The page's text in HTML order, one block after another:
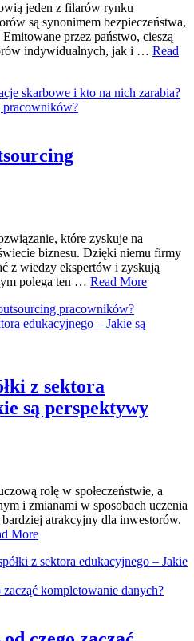
jeden z filarów rynku
są synonimem bezpieczeństwa,
przez państwo, cieszą
indywidualnych, jak i … Read
skarbowe i kto na nich zarabia?
które zyskuje na
biznesu. Dzięki niemu firmy
z wiedzy ekspertów i zyskują
polega ten … Read More
pracowników?
z sektora
są perspektywy
rolę w społeczeństwie, a
i zmianami w sposobach uczenia
bardziej atrakcyjny dla inwestorów.
More
z sektora edukacyjnego – Jakie